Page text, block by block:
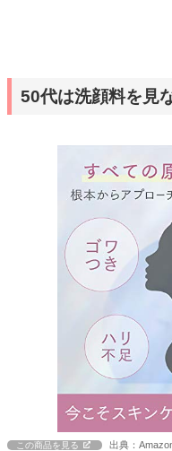
50代は洗顔料を見
この商品を見る 出典：